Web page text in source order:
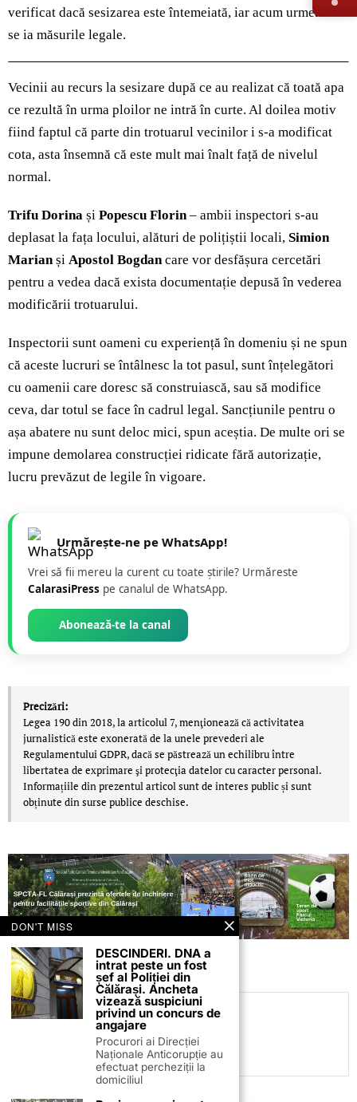
verificat dacă sesizarea este întemeiată, iar acum urmează să
se ia măsurile legale.
Vecinii au recurs la sesizare după ce au realizat că toată apa
ce rezultă în urma ploilor ne intră în curte. Al doilea motiv
fiind faptul că parte din trotuarul vecinilor i s-a modificat
cota, asta însemnă că este mult mai înalt față de nivelul
normal.
Trifu Dorina și Popescu Florin– ambii inspectori s-au
deplasat la fața locului, alături de polițiștii locali, Simion
Marianși Apostol Bogdancare vor desfășura cercetări
pentru a vedea dacă exista documentație depusă în vederea
modificării trotuarului.
Inspectorii sunt oameni cu experiență în domeniu și ne spun
că aceste lucruri se întâlnesc la tot pasul, sunt înțelegători
cu oamenii care doresc să construiască, sau să modifice
ceva, dar totul se face în cadrul legal. Sancțiunile pentru o
așa abatere nu sunt deloc mici, spun aceștia. De multe ori se
impune demolarea construcției ridicate fără autorizație,
lucru prevăzut de legile în vigoare.
Urmărește-ne pe WhatsApp!
Vrei să fii mereu la curent cu toate știrile? Urmăreste
CalarasiPress pe canalul de WhatsApp.
Abonează-te la canal
Precizări:
Legea 190 din 2018, la articolul 7, menţionează că activitatea
jurnalistică este exonerată de la unele prevederi ale
Regulamentului GDPR, dacă se păstrează un echilibru între
libertatea de exprimare şi protecţia datelor cu caracter personal.
Informațiile din prezentul articol sunt de interes public și sunt
obținute din surse publice deschise.
C.C
DON'T MISS
DESCINDERI. DNA a
intrat peste un fost
șef al Poliției din
Călărași. Ancheta
vizează suspiciuni
privind un concurs de
angajare
Procurori ai Direcției
Naționale Anticorupție au
efectuat percheziții la
domiciliul